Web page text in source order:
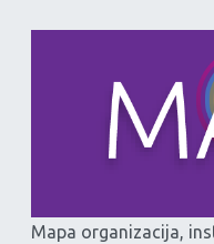
Mapa organizacija,